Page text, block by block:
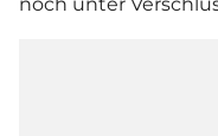
noch unter